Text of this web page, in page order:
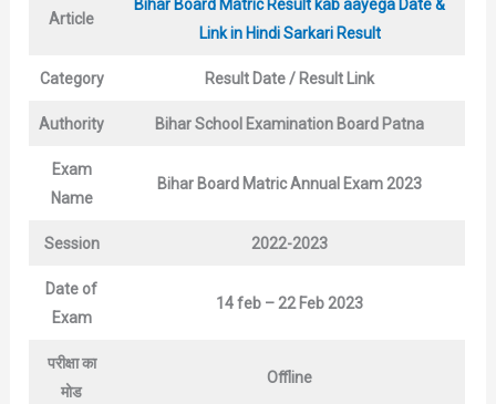
Article
Bihar Board Matric Result kab aayega Date &
Link in Hindi Sarkari Result
Category Result Date / Result Link
Authority Bihar School Examination Board Patna
Exam
Name
Bihar Board Matric Annual Exam2023
Session 2022-2023
Date of
Exam
14 feb – 22 Feb 2023
परीक्षा का
मोड
Offline